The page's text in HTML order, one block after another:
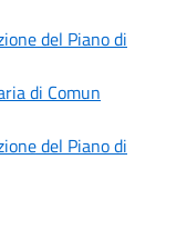
del Piano di
di Comun
del Piano di